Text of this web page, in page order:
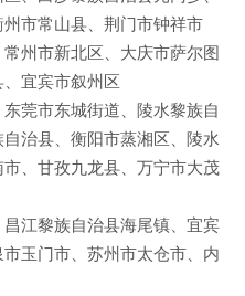
市常山县、荆门市钟祥市
州市新北区、大庆市萨尔图
宜宾市叙州区
莞市东城街道、陵水黎族自
治县、衡阳市蒸湘区、陵水
、甘孜九龙县、万宁市大茂
江黎族自治县海尾镇、宜宾
玉门市、苏州市太仓市、内